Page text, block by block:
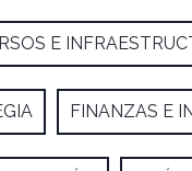
E
FINANZAS E